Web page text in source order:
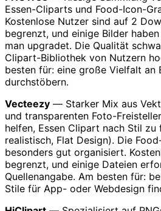
Essen-Cliparts und Food-Icon-
Kostenlose Nutzer sind auf 2
begrenzt, und einige Bilder
man upgradet. Die Qualität
Clipart-Bibliothek von Nutzern
besten für: eine große Vielfalt an
durchstöbern.
Vecteezy — Starker Mix aus
und transparenten Foto-
helfen, Essen Clipart nach Stil
realistisch, Flat Design). Die
besonders gut organisiert.
begrenzt, und einige Dateien
Quellenangabe. Am besten für:
Stile für App- oder Webdesign